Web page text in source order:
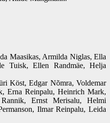
Maasikas, Armilda Niglas, Ella
Tuisk, Ellen Randmäe, Helja
Köst, Edgar Nõmra, Voldemar
Erna Reinpalu, Heinrich Mark,
Ernst Merisalu, Helmi
Ilmar Reinpalu, Leida